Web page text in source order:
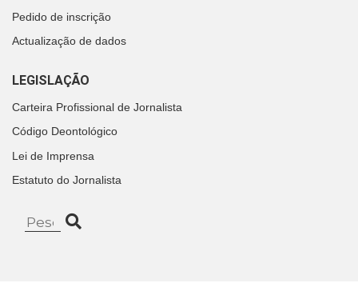
Pedido de inscrição
Actualização de dados
LEGISLAÇÃO
Carteira Profissional de Jornalista
Código Deontológico
Lei de Imprensa
Estatuto do Jornalista